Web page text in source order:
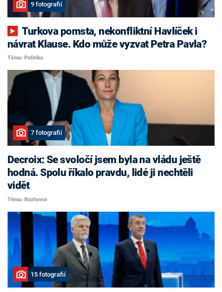
9 fotografií
Turkova pomsta, nekonfliktní Havlíček i
návrat Klause. Kdo může vyzvat Petra Pavla?
Téma: Politika
7 fotografií
Decroix: Se svoločí jsem byla na vládu ještě
hodná. Spolu říkalo pravdu, lidé ji nechtěli
vidět
Téma: Rozhovor
15 fotografií